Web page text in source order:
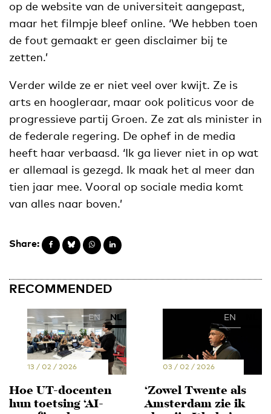
op de website van de universiteit aangepast,
maar het filmpje bleef online. ‘We hebben toen
de fout gemaakt er geen disclaimer bij te
zetten.’
Verder wilde ze er niet veel over kwijt. Ze is
arts en hoogleraar, maar ook politicus voor de
progressieve partij Groen. Ze zat als minister in
de federale regering. De ophef in de media
heeft haar verbaasd. ‘Ik ga liever niet in op wat
er allemaal is gezegd. Ik maak het al meer dan
tien jaar mee. Vooral op sociale media komt
van alles naar boven.’
Share:
RECOMMENDED
EN NL
13 / 02 / 2026
Hoe UT-docenten
hun toetsing ‘AI-
EN
03 / 02 / 2026
‘Zowel Twente als
Amsterdam zie ik